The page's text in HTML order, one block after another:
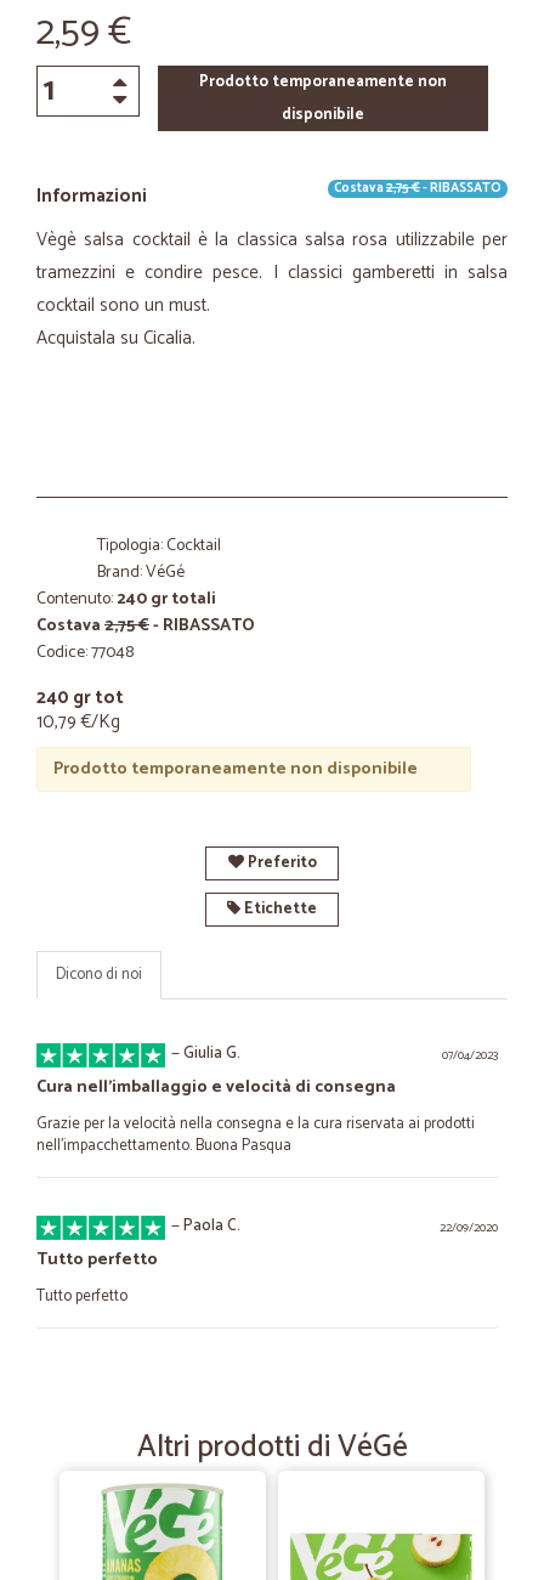
2,59 €
Prodotto temporaneamente non
disponibile
Informazioni Costava2,75 €- RIBASSATO
Vègè salsa cocktail è la classica salsa rosa utilizzabile per
tramezzini e condire pesce. I classici gamberetti in salsa
cocktail sono un must.
Acquistala su Cicalia.
Tipologia: Cocktail
Brand: VéGé
Contenuto:240 gr totali
Costava2,75 €- RIBASSATO
Codice: 77048
240 gr tot
10,79 €/Kg
Prodotto temporaneamente non disponibile
Preferito
Etichette
Dicono di noi
07/04/2023
—Giulia G.
Cura nell'imballaggio e velocità di consegna
Grazie per la velocità nella consegna e la cura riservata ai prodotti
nell'impacchettamento. Buona Pasqua
22/09/2020
—Paola C.
Tutto perfetto
Tutto perfetto
—Luciano M.
AFFIDABILE
Altri prodotti di VéGé